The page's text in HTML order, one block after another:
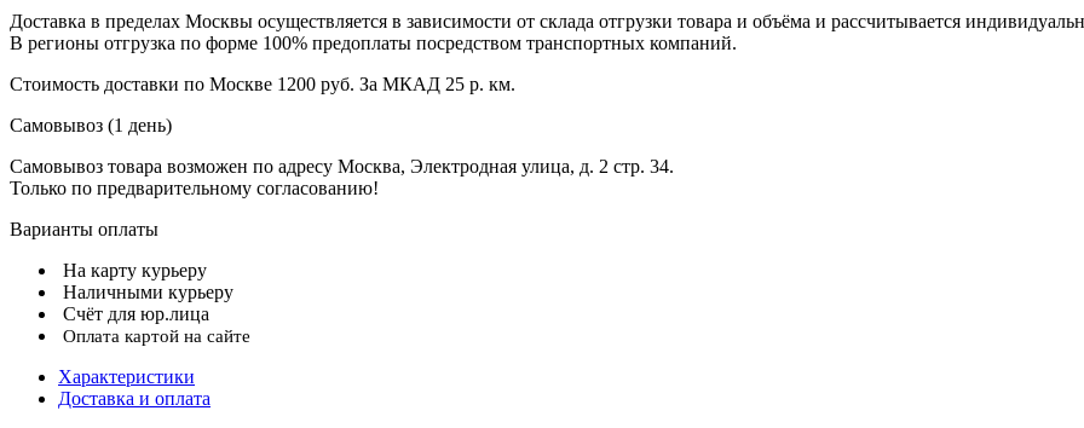
Доставка в пределах Москвы осуществляется в зависимости от склада отгрузки товара и объёма и рассчитывается
В регионы отгрузка по форме 100% предоплаты посредством транспортных компаний.
Стоимость доставки по Москве 1200 руб. За МКАД 25 р. км.
Самовывоз (1 день)
Самовывоз товара возможен по адресу Москва, Электродная улица, д. 2 стр. 34.
Только по предварительному согласованию!
Варианты оплаты
На карту курьеру
Наличными курьеру
Счёт для юр.лица
Оплата картой на сайте
Характеристики
Доставка и оплата